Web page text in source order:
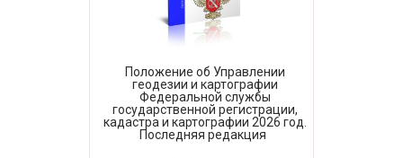
Положение об Управлении
геодезии и картографии
Федеральной службы
государственной регистрации,
кадастра и картографии 2026 год.
Последняя редакция